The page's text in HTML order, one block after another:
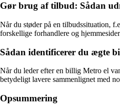
Gør brug af tilbud: Sådan
Når du støder på en tilbudssituation,
forskellige forhandlere og
Sådan identificerer du ægte
Når du leder efter en billig Metro el
betydeligt lavere sammenlignet med
Opsummering